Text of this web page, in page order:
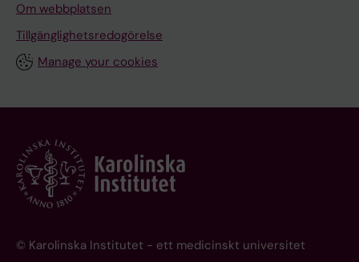
Om webbplatsen
Tillgänglighetsredogörelse
Manage your cookies
© Karolinska Institutet - ett medicinskt universitet